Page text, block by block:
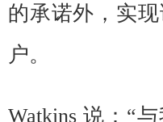
的承诺外，实
户。
Watkins 说：“